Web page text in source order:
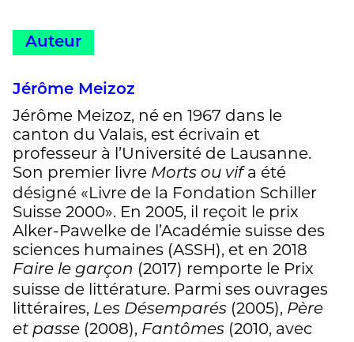
Auteur
Jérôme Meizoz
Jérôme Meizoz, né en 1967 dans le
canton du Valais, est écrivain et
professeur à l’Université de Lausanne.
Son premier livre Morts ou vifa été
désigné «Livre de la Fondation Schiller
Suisse 2000». En 2005, il reçoit le prix
Alker-Pawelke de l’Académie suisse des
sciences humaines (ASSH), et en 2018
Faire le garçon (2017) remporte le Prix
suisse de littérature. Parmi ses ouvrages
littéraires, Les Désemparés (2005), Père
et passe (2008), Fantômes (2010, avec